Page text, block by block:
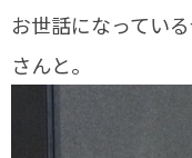
お世話になってい
さんと。